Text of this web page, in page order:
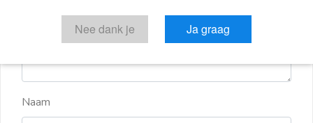
Naam
Nee dank je Ja graag